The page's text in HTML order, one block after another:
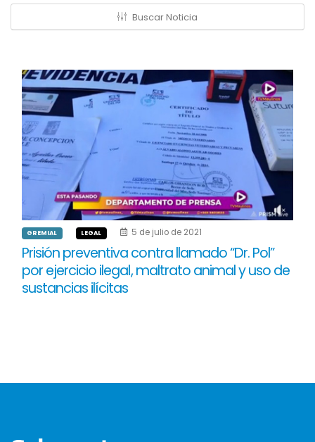
Buscar Noticia
GREMIAL LEGAL 5 de julio de 2021
Prisión preventiva contra llamado “Dr. Pol”
por ejercicio ilegal, maltrato animal y uso de
sustancias ilícitas